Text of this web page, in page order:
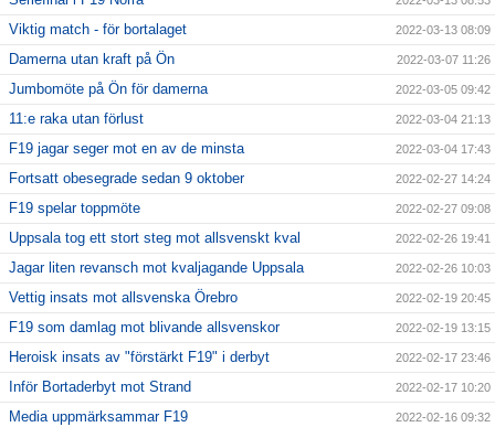
Viktig match - för bortalaget 2022-03-13 08:09
Damerna utan kraft på Ön 2022-03-07 11:26
Jumbomöte på Ön för damerna 2022-03-05 09:42
11:e raka utan förlust 2022-03-04 21:13
F19 jagar seger mot en av de minsta 2022-03-04 17:43
Fortsatt obesegrade sedan 9 oktober 2022-02-27 14:24
F19 spelar toppmöte 2022-02-27 09:08
Uppsala tog ett stort steg mot allsvenskt kval 2022-02-26 19:41
Jagar liten revansch mot kvaljagande Uppsala 2022-02-26 10:03
Vettig insats mot allsvenska Örebro 2022-02-19 20:45
F19 som damlag mot blivande allsvenskor 2022-02-19 13:15
Heroisk insats av "förstärkt F19" i derbyt 2022-02-17 23:46
Inför Bortaderbyt mot Strand 2022-02-17 10:20
Media uppmärksammar F19 2022-02-16 09:32